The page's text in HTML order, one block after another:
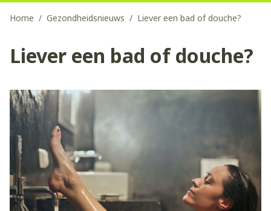
Home / Gezondheidsnieuws / Liever een bad of douche?
Liever een bad of douche?